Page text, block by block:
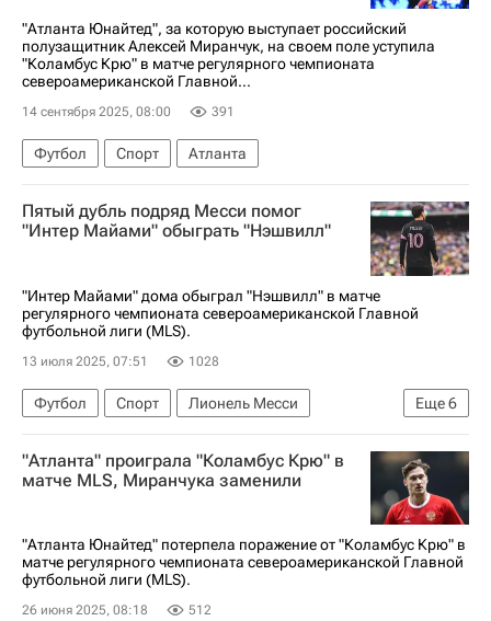
"Атланта Юнайтед", за которую выступает российский
полузащитник Алексей Миранчук, на своем поле уступила
"Коламбус Крю" в матче регулярного чемпионата
североамериканской Главной...
14 сентября 2025, 08:00 391
Футбол Спорт Атланта
Пятый дубль подряд Месси помог
"Интер Майами" обыграть "Нэшвилл"
"Интер Майами" дома обыграл "Нэшвилл" в матче
регулярного чемпионата североамериканской Главной
футбольной лиги (MLS).
13 июля 2025, 07:51 1028
Еще6
Футбол Спорт
Лионель Месси
Хани Мухтар
Магомед-Шапи Сулейманов
Нэшвилл
Цинциннати
"Атланта" проиграла "Коламбус Крю" в
матче MLS, Миранчука заменили
"Атланта Юнайтед" потерпела поражение от "Коламбус Крю" в
матче регулярного чемпионата североамериканской Главной
футбольной лиги (MLS).
26 июня 2025, 08:18 512